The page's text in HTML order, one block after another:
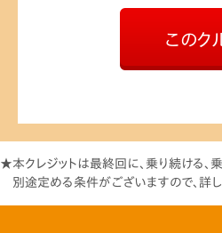
このク
★本クレジットは最終回に、乗り続ける、
別途定める条件がございますので、詳